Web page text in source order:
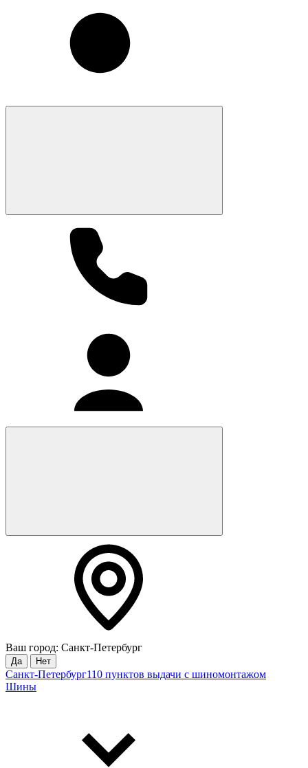
Ваш город: Санкт-Петербург
Да Нет
Санкт-Петербург110 пунктов выдачи с шиномонтажом
Шины